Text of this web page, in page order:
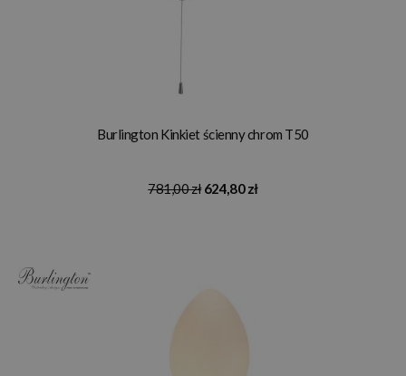
Burlington Kinkiet ścienny chrom T50
781,00 zł 624,80 zł